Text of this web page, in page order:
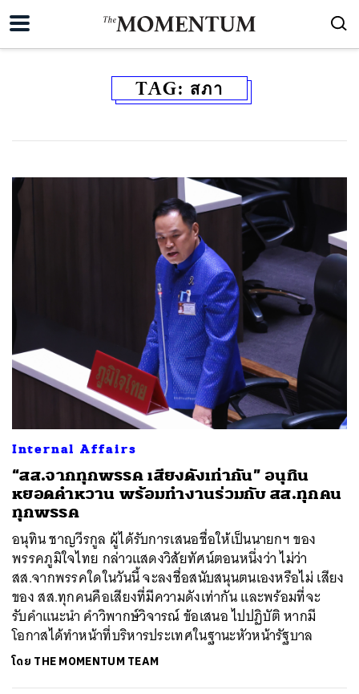
TAG: สภา
Internal Affairs
“สส.จากทุกพรรค เสียงดังเท่ากัน” อนุทิน
หยอดคำหวาน พร้อมทำงานร่วมกับ สส.ทุกคน
ทุกพรรค
อนุทิน ชาญวีรกูล ผู้ได้รับการเสนอชื่อให้เป็นนายกฯ ของ
พรรคภูมิใจไทย กล่าวแสดงวิสัยทัศน์ตอนหนึ่งว่า ไม่ว่า
สส.จากพรรคใดในวันนี้ จะลงชื่อสนับสนุนตนเองหรือไม่ เสียง
ของ สส.ทุกคนคือเสียงที่มีความดังเท่ากัน และพร้อมที่จะ
รับคำแนะนำ คำวิพากษ์วิจารณ์ ข้อเสนอ ไปปฏิบัติ หากมี
โอกาสได้ทำหน้าที่บริหารประเทศในฐานะหัวหน้ารัฐบาล
โดย THE MOMENTUM TEAM